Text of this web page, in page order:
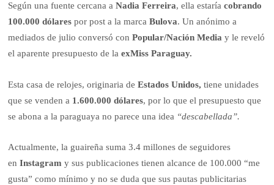
Según una fuente cercana aNadia Ferreira, ella estaríacobrando
100.000 dólares por post a la marcaBulova. Un anónimo a
mediados de julio conversó conPopular/Nación Mediay le reveló
el aparente presupuesto de la exMiss Paraguay.
Esta casa de relojes, originaria deEstados Unidos, tiene unidades
que se venden a 1.600.000 dólares, por lo que el presupuesto que
se abona a la paraguaya no parece una idea “descabellada”.
Actualmente, la guaireña suma 3.4 millones de seguidores
en Instagramy sus publicaciones tienen alcance de 100.000 “me
gusta” como mínimo y no se duda que sus pautas publicitarias